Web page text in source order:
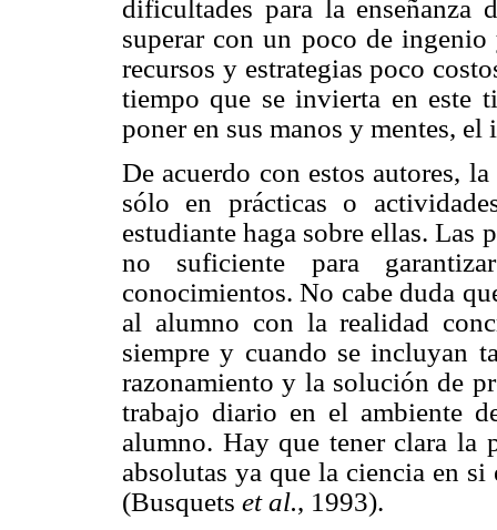
dificultades para la enseñanza
superar con un poco de
recursos y estrategias poco
tiempo que se invierta en este
poner en sus manos y mentes,
De acuerdo con estos autores,
sólo en prácticas o
estudiante haga sobre ellas. Las
no suficiente para
conocimientos. No cabe duda
al alumno con la realidad
siempre y cuando se incluyan
razonamiento y la solución de
trabajo diario en el ambiente
alumno. Hay que tener clara la
absolutas ya que la ciencia en si
(Busquets et al., 1993).